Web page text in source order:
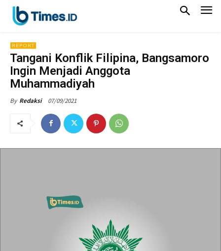
REPORT
Tangani Konflik Filipina, Bangsamoro
Ingin Menjadi Anggota
Muhammadiyah
By Redaksi 07/09/2021